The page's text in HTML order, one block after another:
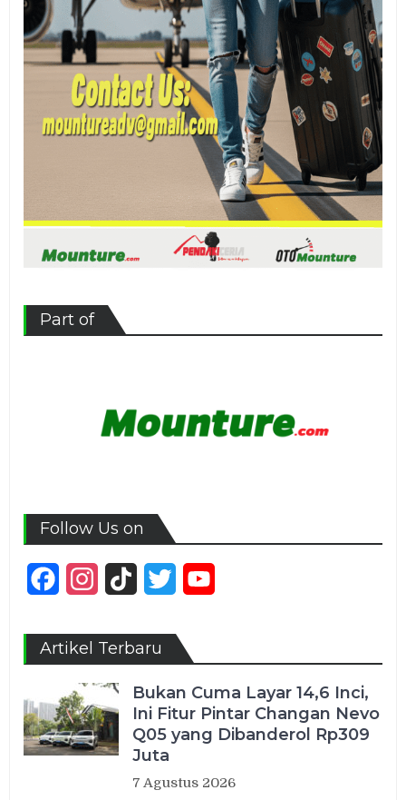
Part of
Follow Us on
FacebookInstagram
TikTok Twitter
Artikel Terbaru
Bukan Cuma Layar 14,6 Inci,
Ini Fitur Pintar Changan Nevo
Q05 yang Dibanderol Rp309
Juta
7 Agustus 2026